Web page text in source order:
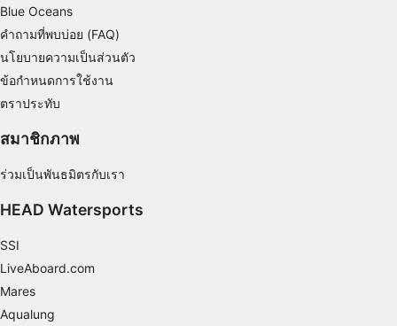
Blue Oceans
คำถามที่พบบ่อย (FAQ)
นโยบายความเป็นส่วนตัว
ข้อกำหนดการใช้งาน
ตราประทับ
สมาชิกภาพ
ร่วมเป็นพันธมิตรกับเรา
HEAD Watersports
SSI
LiveAboard.com
Mares
Aqualung